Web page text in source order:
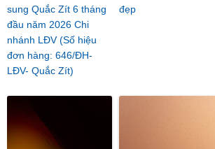
sung Quắc Zít 6 tháng
đầu năm 2026 Chi
nhánh LĐV (Số hiệu
đơn hàng: 646/ĐH-
LĐV- Quắc Zít)
đẹp